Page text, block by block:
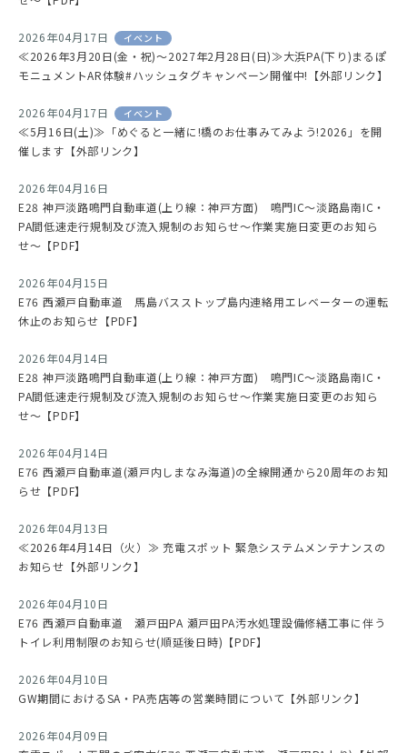
2026年04月17日 イベント
≪2026年3月20日(金・祝)～2027年2月28日(日)≫大浜PA(下り)まるぽ
モニュメントAR体験#ハッシュタグキャンペーン開催中!【外部リンク】
2026年04月17日 イベント
≪5月16日(土)≫「めぐると一緒に!橋のお仕事みてみよう!2026」を開
催します【外部リンク】
2026年04月16日
E28 神戸淡路鳴門自動車道(上り線：神戸方面) 鳴門IC～淡路島南IC・
PA間低速走行規制及び流入規制のお知らせ～作業実施日変更のお知ら
せ～【PDF】
2026年04月15日
E76 西瀬戸自動車道 馬島バスストップ島内連絡用エレベーターの運転
休止のお知らせ【PDF】
2026年04月14日
E28 神戸淡路鳴門自動車道(上り線：神戸方面) 鳴門IC～淡路島南IC・
PA間低速走行規制及び流入規制のお知らせ～作業実施日変更のお知ら
せ～【PDF】
2026年04月14日
E76 西瀬戸自動車道(瀬戸内しまなみ海道)の全線開通から20周年のお知
らせ【PDF】
2026年04月13日
≪2026年4月14日（火）≫ 充電スポット 緊急システムメンテナンスの
お知らせ【外部リンク】
2026年04月10日
E76 西瀬戸自動車道 瀬戸田PA 瀬戸田PA汚水処理設備修繕工事に伴う
トイレ利用制限のお知らせ(順延後日時)【PDF】
2026年04月10日
GW期間におけるSA・PA売店等の営業時間について【外部リンク】
2026年04月09日